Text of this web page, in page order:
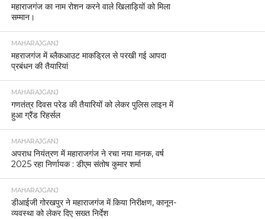
महाराजगंज का नाम रोशन करने वाले खिलाड़ियों को मिला
सम्मान।
MAHARAJGANJ
महराजगंज में ब्लैकआउट माकड्रिल से परखी गई आपदा
प्रबंधन की तैयारियां
MAHARAJGANJ
गणतंत्र दिवस परेड की तैयारियों को लेकर पुलिस लाइन में
हुआ ग्रैंड रिहर्सल
MAHARAJGANJ
अपराध नियंत्रण में महाराजगंज ने रचा नया मानक, वर्ष
2025 रहा निर्णायक : डीएम संतोष कुमार शर्मा
MAHARAJGANJ
डीआईजी गोरखपुर ने महाराजगंज में किया निरीक्षण, कानून-
व्यवस्था को लेकर दिए सख्त निर्देश